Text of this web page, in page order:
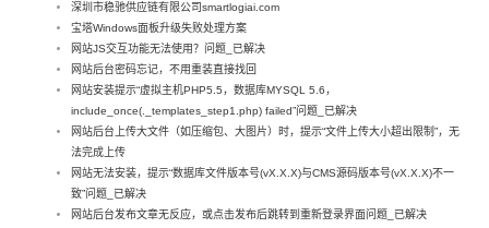
深圳市稳驰供应链有限公司smartlogiai.com
宝塔Windows面板升级失败处理方案
网站JS交互功能无法使用？问题_已解决
网站后台密码忘记，不用重装直接找回
网站安装提示“虚拟主机PHP5.5，数据库MYSQL 5.6，
include_once(._templates_step1.php) failed”问题_已解决
网站后台上传大文件（如压缩包、大图片）时，提示“文件上传大小超出限制”，无
法完成上传
网站无法安装，提示“数据库文件版本号(vX.X.X)与CMS源码版本号(vX.X.X)不一
致”问题_已解决
网站后台发布文章无反应，或点击发布后跳转到重新登录界面问题_已解决